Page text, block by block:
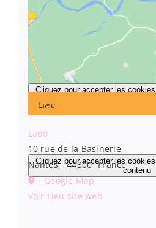
Lieu
LaBô
10 rue de la Basinerie
Nantes, 44300 France
+ Google Map
Voir Lieu site web
Cliquez pour accepter les
contenu
Cliquez pour accepter les